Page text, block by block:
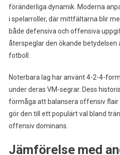
föränderliga dynamik. Moderna
i spelarroller, där mittfältarna blir
både defensiva och offensiva
återspeglar den ökande
fotboll.
Noterbara lag har använt 4-2-4-
under deras VM-segrar. Dess
förmåga att balansera offensiv
gör den till ett populärt val bland
offensiv dominans.
Jämförelse med